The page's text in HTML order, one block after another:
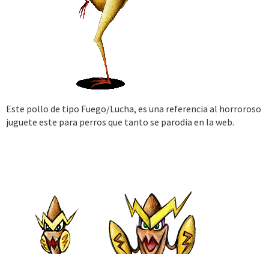
Este pollo de tipo Fuego/Lucha, es una referencia al horroroso
juguete este para perros que tanto se parodia en la web.